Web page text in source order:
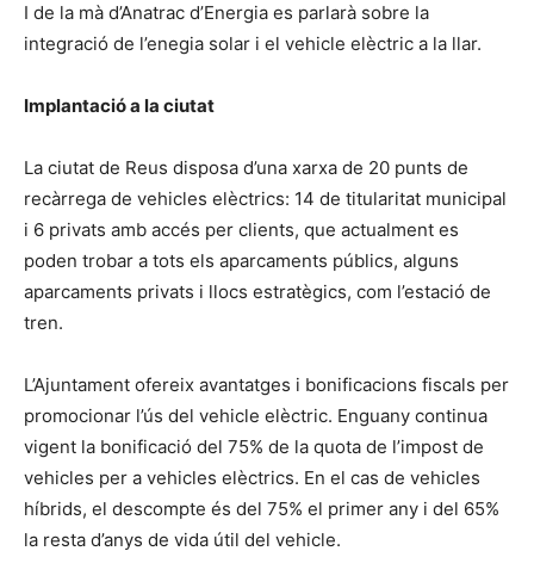
I de la mà d’Anatrac d’Energia es parlarà sobre la
integració de l’enegia solar i el vehicle elèctric a la llar.
Implantació a la ciutat
La ciutat de Reus disposa d’una xarxa de 20 punts de
recàrrega de vehicles elèctrics: 14 de titularitat municipal
i 6 privats amb accés per clients, que actualment es
poden trobar a tots els aparcaments públics, alguns
aparcaments privats i llocs estratègics, com l’estació de
tren.
L’Ajuntament ofereix avantatges i bonificacions fiscals per
promocionar l’ús del vehicle elèctric. Enguany continua
vigent la bonificació del 75% de la quota de l’impost de
vehicles per a vehicles elèctrics. En el cas de vehicles
híbrids, el descompte és del 75% el primer any i del 65%
la resta d’anys de vida útil del vehicle.